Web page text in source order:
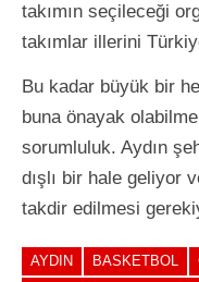
takımın seçileceği
takımlar illerini
Bu kadar büyük bir
buna önayak
sorumluluk. Aydın
dışlı bir hale geliyor
takdir edilmesi
AYDIN BASKETBOL